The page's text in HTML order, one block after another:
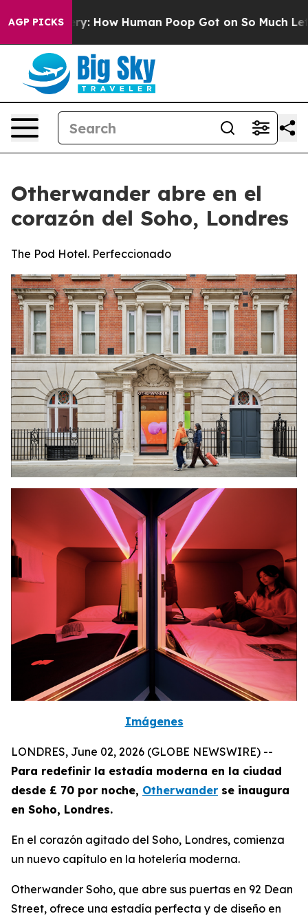
AGP PICKSHow Human Poop Got on So Much Lettuce
Otherwander abre en el
corazón del Soho, Londres
The Pod Hotel. Perfeccionado
Imágenes
LONDRES, June 02, 2026 (GLOBE NEWSWIRE) --
Para redefinir la estadía moderna en la ciudad
desde £ 70 por noche, Otherwander se inaugura
en Soho, Londres.
En el corazón agitado del Soho, Londres, comienza
un nuevo capítulo en la hotelería moderna.
Otherwander Soho, que abre sus puertas en 92 Dean
Street, ofrece una estadía perfecta y de diseño en